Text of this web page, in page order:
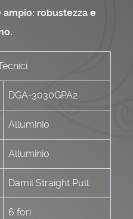
robustezza e
DGA-3030GPA2
Alluminio
Alluminio
Damil Straight Pull
6 fori